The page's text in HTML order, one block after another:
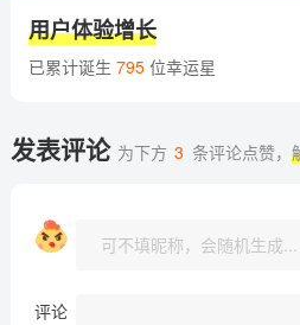
用户体验增长
已累计诞生 795位幸运星
发表评论 为下方 3 条评论点赞，
评论